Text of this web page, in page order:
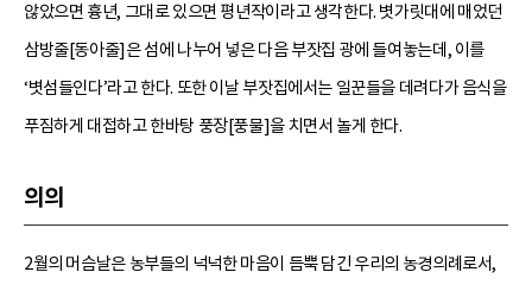
않았으면 흉년, 그대로 있으면 평년작이라고 생각한다. 볏가릿대에 매었던
삼방줄[동아줄]은 섬에 나누어 넣은 다음 부잣집 광에 들여놓는데, 이를
‘볏섬들인다’라고 한다. 또한 이날 부잣집에서는 일꾼들을 데려다가 음식을
푸짐하게 대접하고 한바탕 풍장[풍물]을 치면서 놀게 한다.
의의
2월의 머슴날은 농부들의 넉넉한 마음이 듬뿍 담긴 우리의 농경의례로서,